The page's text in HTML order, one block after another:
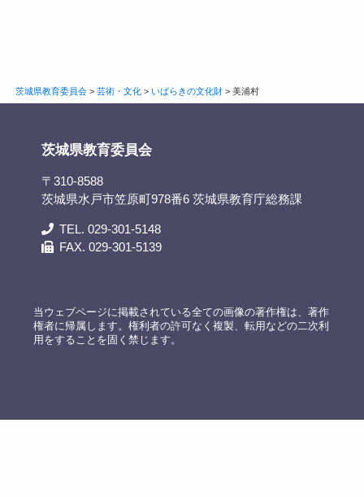
茨城県教育委員会> 芸術・文化> いばらきの文化財> 美浦村
茨城県教育委員会
〒310-8588
茨城県水戸市笠原町978番6 茨城県教育庁総務課
TEL. 029-301-5148
FAX. 029-301-5139
当ウェブページに掲載されている全ての画像の著作権は、著作
権者に帰属します。権利者の許可なく複製、転用などの二次利
用をすることを固く禁じます。